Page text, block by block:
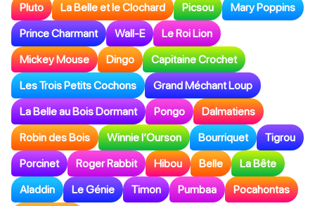
Pluto La Belle et le Clochard Picsou Mary Poppins
Prince Charmant Wall-E Le Roi Lion
Mickey Mouse Dingo Capitaine Crochet
Les Trois Petits Cochons Grand Méchant Loup
La Belle au Bois Dormant Pongo Dalmatiens
Robin des Bois Winnie l’Ourson Bourriquet Tigrou
Porcinet Roger Rabbit Hibou Belle La Bête
Aladdin Le Génie Timon Pumbaa Pocahontas